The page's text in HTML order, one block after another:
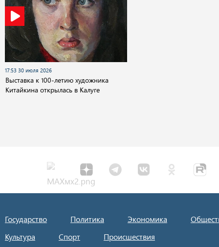
17:53 30 июля 2026
Выставка к 100-летию художника
Китайкина открылась в Калуге
Государство Политика Экономика
Культура
Спорт Происшествия